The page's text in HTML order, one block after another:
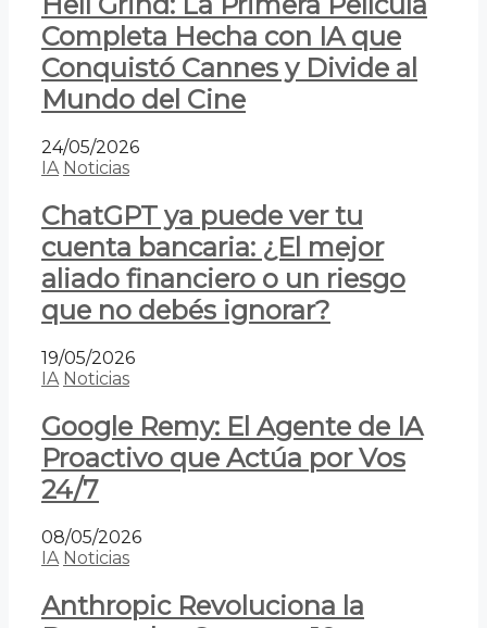
Completa Hecha con IA que
Conquistó Cannes y Divide al
Mundo del Cine
24/05/2026
IA Noticias
ChatGPT ya puede ver tu
cuenta bancaria: ¿El mejor
aliado financiero o un riesgo
que no debés ignorar?
19/05/2026
IA Noticias
Google Remy: El Agente de IA
Proactivo que Actúa por Vos
24/7
08/05/2026
IA Noticias
Anthropic Revoluciona la